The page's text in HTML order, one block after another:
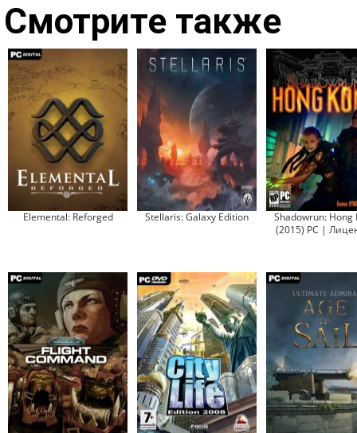
Смотрите также
Elemental: Reforged Stellaris: Galaxy Edition
Shadowrun: Hong
(2015) PC |